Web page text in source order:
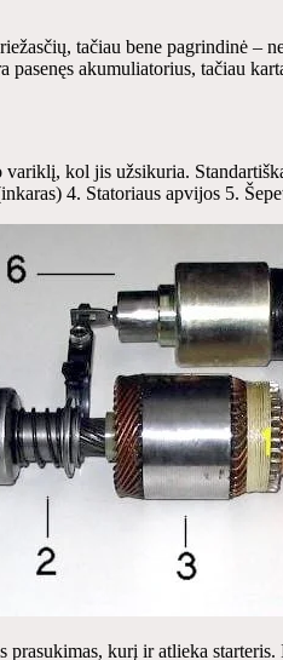
tačiau bene pagrindinė –
akumuliatorius, tačiau
kol jis užsikuria.
4. Statoriaus apvijos 5.
kurį ir atlieka